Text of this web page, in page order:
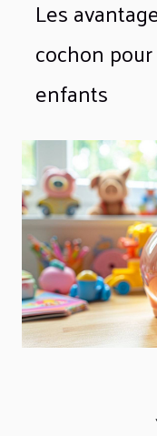
Les
cochon
enfants